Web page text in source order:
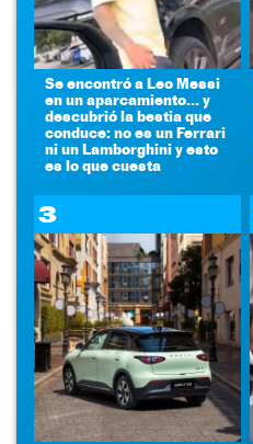
Se encontró a Leo Messi
en un aparcamiento... y
descubrió la bestia que
conduce: no es un Ferrari
ni un Lamborghini y esto
es lo que cuesta
3